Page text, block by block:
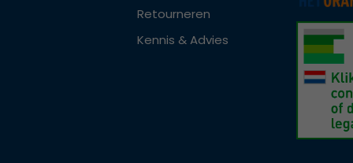
Retourneren
Kennis & Advies